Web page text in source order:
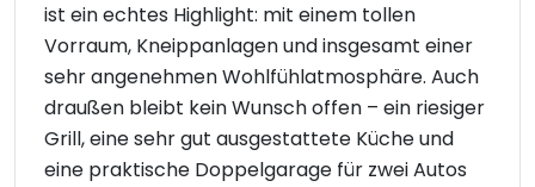
ist ein echtes Highlight: mit einem tollen
Vorraum, Kneippanlagen und insgesamt einer
sehr angenehmen Wohlfühlatmosphäre. Auch
draußen bleibt kein Wunsch offen – ein riesiger
Grill, eine sehr gut ausgestattete Küche und
eine praktische Doppelgarage für zwei Autos